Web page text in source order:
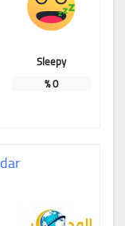
Sleepy
0
%